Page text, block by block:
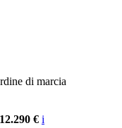
di marcia
€ i